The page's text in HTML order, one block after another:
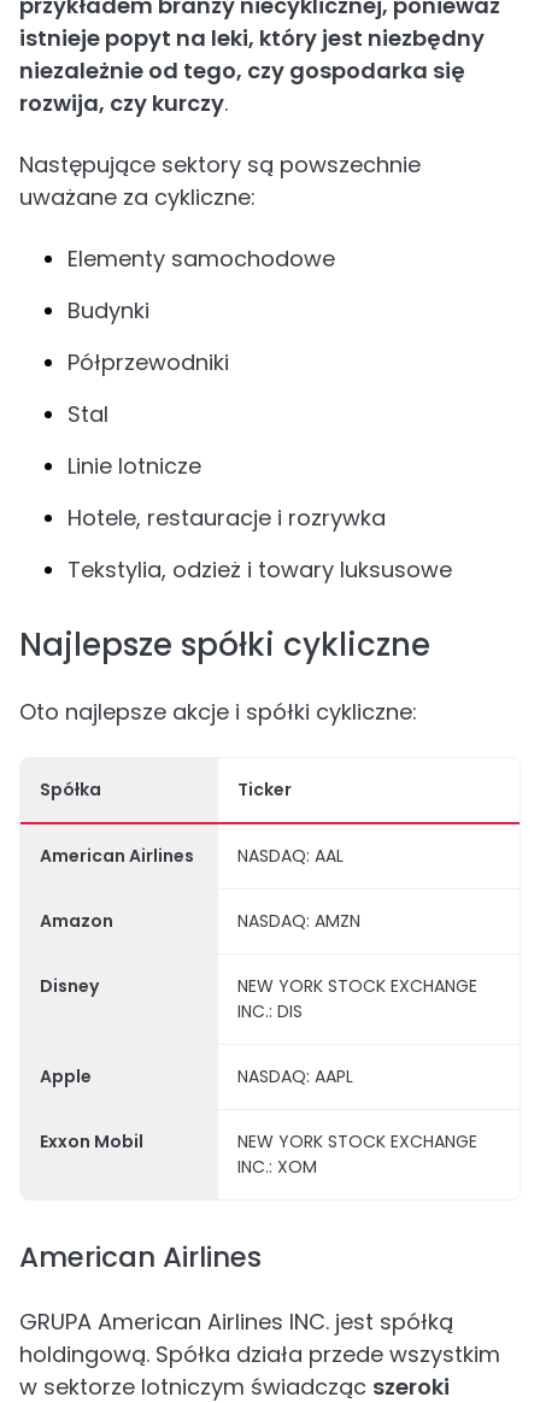
istnieje popyt na leki, który jest niezbędny
niezależnie od tego, czy gospodarka się
rozwija, czy kurczy.
Następujące sektory są powszechnie
uważane za cykliczne:
Elementy samochodowe
Budynki
Półprzewodniki
Stal
Linie lotnicze
Hotele, restauracje i rozrywka
Tekstylia, odzież i towary luksusowe
Najlepsze spółki cykliczne
Oto najlepsze akcje i spółki cykliczne:
Spółka Ticker
American Airlines NASDAQ: AAL
Amazon NASDAQ: AMZN
Disney
NEW YORK STOCK EXCHANGE
INC.: DIS
Apple NASDAQ: AAPL
Exxon Mobil
NEW YORK STOCK EXCHANGE
INC.: XOM
American Airlines
GRUPA American Airlines INC. jest spółką
holdingową. Spółka działa przede wszystkim
w sektorze lotniczym świadcząc szeroki